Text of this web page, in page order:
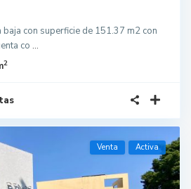
con superficie de 151.37 m2 con
co ...
2
Venta Activa